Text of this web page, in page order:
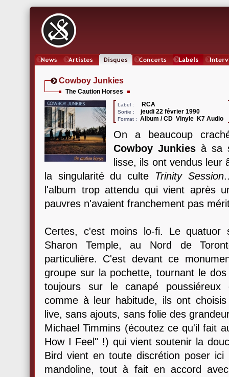
Cowboy Junkies
The Caution Horses
Label : RCA
Sortie : jeudi 22 février 1990
Format : Album / CD Vinyle K7 Audio
On a beaucoup
Cowboy Junkies à sa
lisse, ils ont vendus leur
la singularité du culte Trinity Session
l'album trop attendu qui vient après
pauvres n'avaient franchement pas
Certes, c'est moins lo-fi. Le
Sharon Temple, au Nord de
particulière. C'est devant ce
groupe sur la pochette, tournant le
toujours sur le canapé poussiéreux
comme à leur habitude, ils ont
live, sans ajouts, sans folie des
Michael Timmins (écoutez ce qu'il fait
How I Feel" !) qui vient soutenir la
Bird vient en toute discrétion poser
mandoline, tout à fait en accord